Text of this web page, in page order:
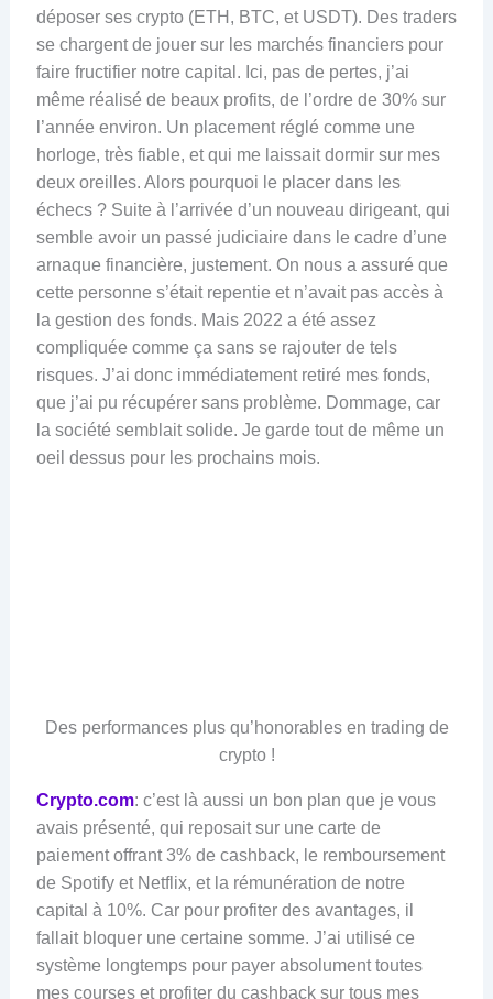
déposer ses crypto (ETH, BTC, et USDT). Des traders
se chargent de jouer sur les marchés financiers pour
faire fructifier notre capital. Ici, pas de pertes, j’ai
même réalisé de beaux profits, de l’ordre de 30% sur
l’année environ. Un placement réglé comme une
horloge, très fiable, et qui me laissait dormir sur mes
deux oreilles. Alors pourquoi le placer dans les
échecs ? Suite à l’arrivée d’un nouveau dirigeant, qui
semble avoir un passé judiciaire dans le cadre d’une
arnaque financière, justement. On nous a assuré que
cette personne s’était repentie et n’avait pas accès à
la gestion des fonds. Mais 2022 a été assez
compliquée comme ça sans se rajouter de tels
risques. J’ai donc immédiatement retiré mes fonds,
que j’ai pu récupérer sans problème. Dommage, car
la société semblait solide. Je garde tout de même un
oeil dessus pour les prochains mois.
Des performances plus qu’honorables en trading de
crypto !
Crypto.com: c’est là aussi un bon plan que je vous
avais présenté, qui reposait sur une carte de
paiement offrant 3% de cashback, le remboursement
de Spotify et Netflix, et la rémunération de notre
capital à 10%. Car pour profiter des avantages, il
fallait bloquer une certaine somme. J’ai utilisé ce
système longtemps pour payer absolument toutes
mes courses et profiter du cashback sur tous mes